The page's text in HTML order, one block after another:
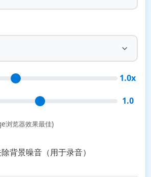
1.0x
1.0
浏览器效果最佳)
背景噪音（用于录音）